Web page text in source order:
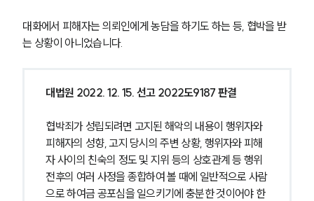
대화에서 피해자는 의뢰인에게 농담을 하기도 하는 등, 협박을 받
는 상황이 아니었습니다.
대법원 2022. 12. 15. 선고 2022도9187 판결
협박죄가 성립되려면 고지된 해악의 내용이 행위자와
피해자의 성향, 고지 당시의 주변 상황, 행위자와 피해
자 사이의 친숙의 정도 및 지위 등의 상호관계 등 행위
전후의 여러 사정을 종합하여 볼 때에 일반적으로 사람
으로 하여금 공포심을 일으키기에 충분한 것이어야 한